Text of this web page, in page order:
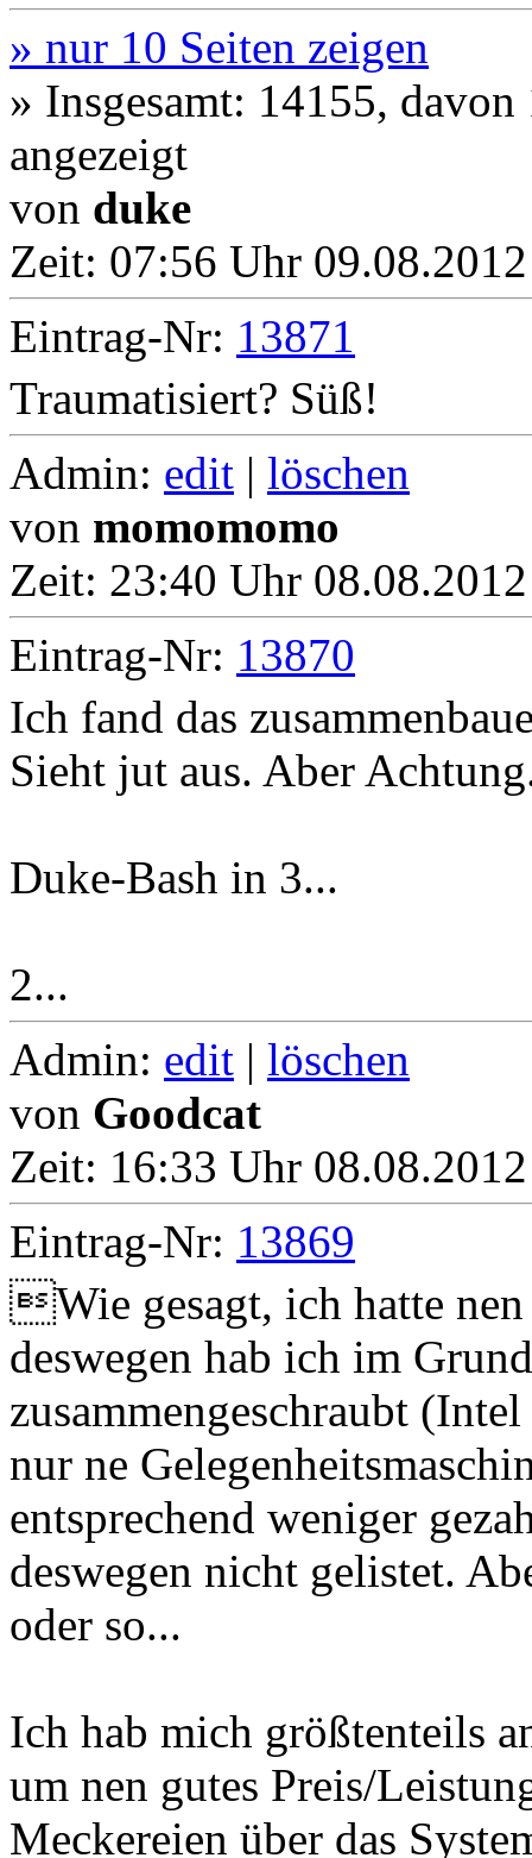
» nur 10 Seiten zeigen
» Insgesamt: 14155,
angezeigt
von duke
Zeit: 07:56 Uhr
Eintrag-Nr: 13871
Traumatisiert? Süß!
Admin: edit | löschen
von momomomo
Zeit: 23:40 Uhr
Eintrag-Nr: 13870
Ich fand das
Sieht jut aus. Aber
Duke-Bash in 3...
2...
Admin: edit | löschen
von Goodcat
Zeit: 16:33 Uhr
Eintrag-Nr: 13869
Wie gesagt, ich hatte
deswegen hab ich im
zusammengeschraubt
nur ne
entsprechend weniger
deswegen nicht gelistet.
oder so...
Ich hab mich größtenteils
um nen gutes Preis/
Meckereien über das